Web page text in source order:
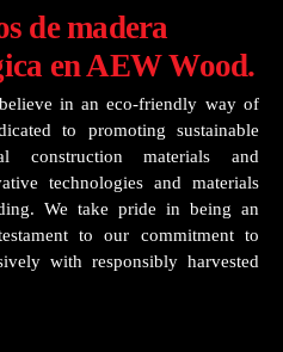
de madera
en AEW Wood.
in an eco-friendly way of
to promoting sustainable
construction materials and
technologies and materials
We take pride in being an
to our commitment to
with responsibly harvested